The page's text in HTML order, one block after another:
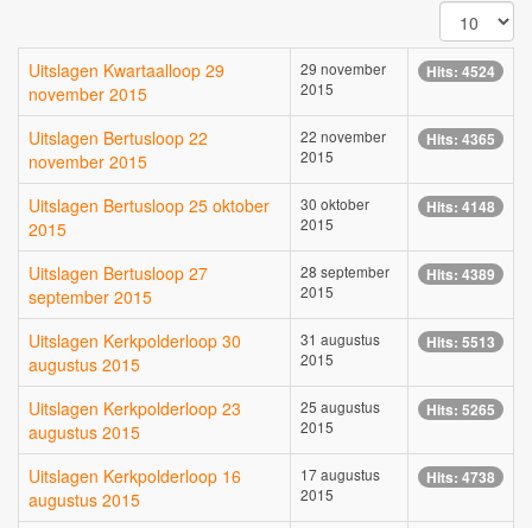
Toon
#
Uitslagen Kwartaalloop 29
november 2015
29 november
2015
Hits: 4524
Uitslagen Bertusloop 22
november 2015
22 november
2015
Hits: 4365
Uitslagen Bertusloop 25 oktober
2015
30 oktober
2015
Hits: 4148
Uitslagen Bertusloop 27
september 2015
28 september
2015
Hits: 4389
Uitslagen Kerkpolderloop 30
augustus 2015
31 augustus
2015
Hits: 5513
Uitslagen Kerkpolderloop 23
augustus 2015
25 augustus
2015
Hits: 5265
Uitslagen Kerkpolderloop 16
augustus 2015
17 augustus
2015
Hits: 4738